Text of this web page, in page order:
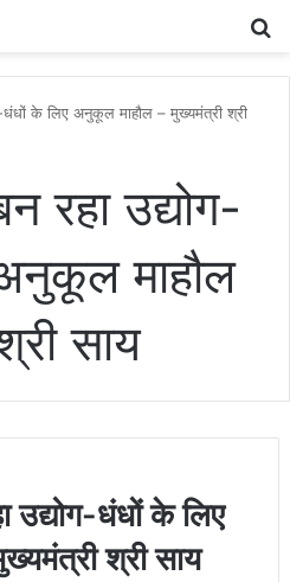
धंधों के लिए अनुकूल माहौल – मुख्यमंत्री श्री
रहा उद्योग-
माहौल
साय
उद्योग-धंधों के लिए
श्री साय